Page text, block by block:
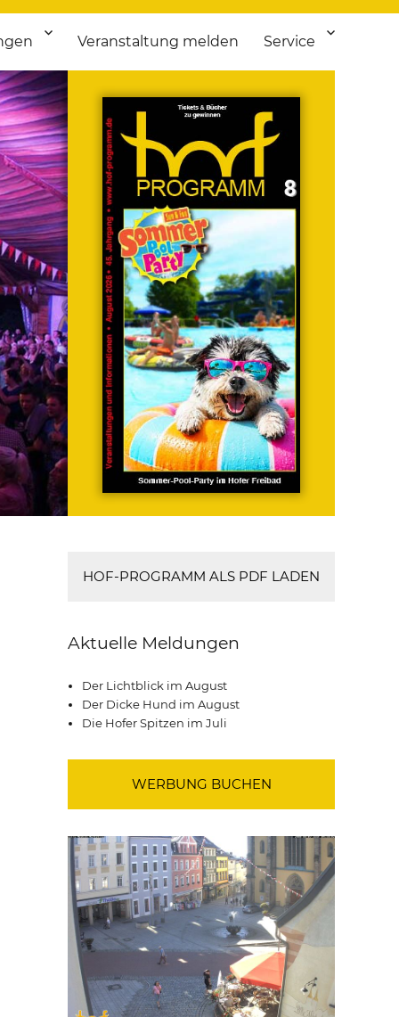
Veranstaltung melden Service
HOF-PROGRAMM ALS PDF LADEN
Aktuelle Meldungen
Der Lichtblick im August
Der Dicke Hund im August
Die Hofer Spitzen im Juli
WERBUNG BUCHEN